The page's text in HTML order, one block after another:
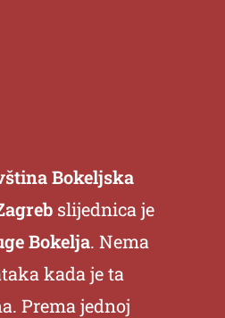
Bokeljska
slijednica je
Bokelja. Nema
kada je ta
Prema jednoj